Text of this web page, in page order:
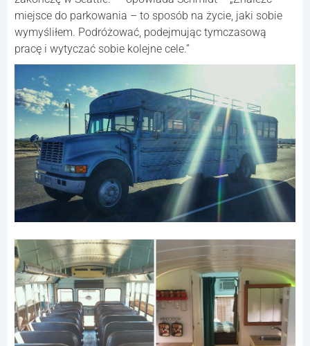
miejsce do parkowania – to sposób na życie, jaki sobie
wymyśliłem. Podróżować, podejmując tymczasową
pracę i wytyczać sobie kolejne cele.”